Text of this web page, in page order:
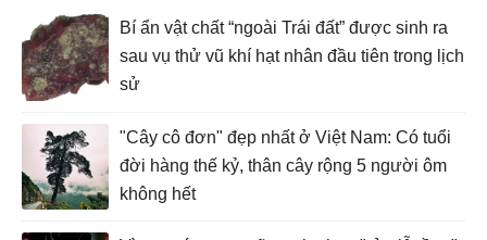
Bí ẩn vật chất “ngoài Trái đất” được sinh ra
sau vụ thử vũ khí hạt nhân đầu tiên trong lịch
sử
"Cây cô đơn" đẹp nhất ở Việt Nam: Có tuổi
đời hàng thế kỷ, thân cây rộng 5 người ôm
không hết